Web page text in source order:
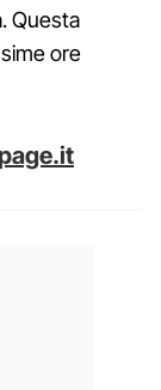
Questa
ore